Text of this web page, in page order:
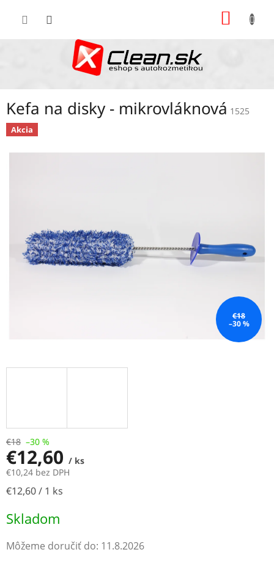
Kefa na disky - mikrovláknová 1525
Akcia
€18
–30 %
€18 –30 %
€12,60 / ks
€10,24 bez DPH
Jednotková
€12,60 / 1 ks
Skladom
Môžeme doručiť do: 11.8.2026